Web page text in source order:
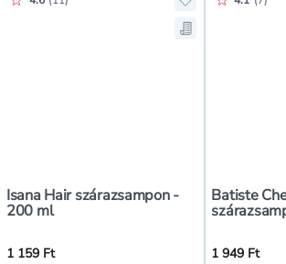
Isana Hair szárazsampon -
200 ml
Hozzáadás a
Mentés a
1 159 Ft
Batiste
1 949 Ft